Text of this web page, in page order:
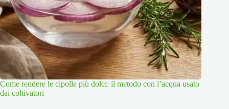
Come rendere le cipolle più dolci: il metodo con l’acqua usato
dai coltivatori